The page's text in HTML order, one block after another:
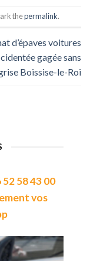
thepermalink.
d’épaves voitures
gagée sans
Boissise-le-Roi
52 58 43 00
vos